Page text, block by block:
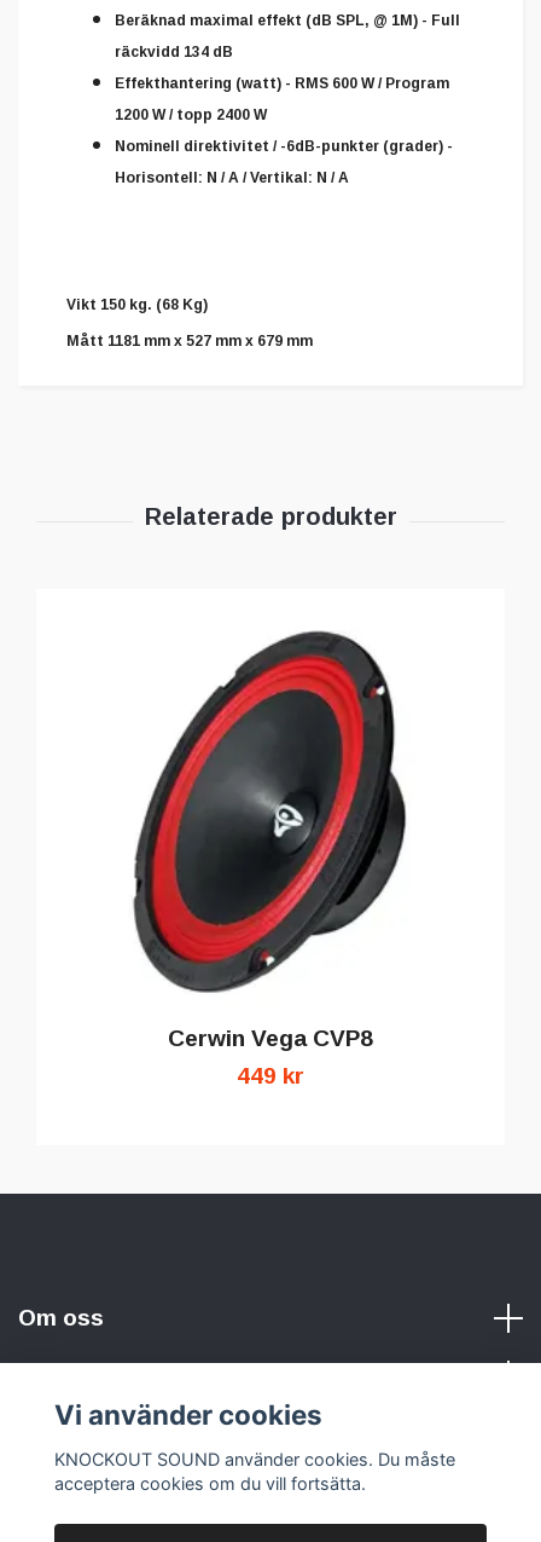
Beräknad maximal effekt (dB SPL, @ 1M) - Full
räckvidd 134 dB
Effekthantering (watt) - RMS 600 W / Program
1200 W / topp 2400 W
Nominell direktivitet / -6dB-punkter (grader) -
Horisontell: N / A / Vertikal: N / A
Vikt 150 kg. (68 Kg)
Mått 1181 mm x 527 mm x 679 mm
Cerwin Vega CVP8
449 kr
Om oss
Sociala medier
Vi använder cookies
KNOCKOUT SOUND använder cookies. Du måste
acceptera cookies om du vill fortsätta.